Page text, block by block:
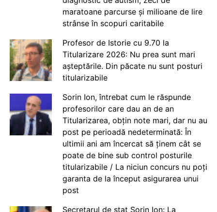
maratoane parcurse și milioane de lire
strânse în scopuri caritabile
Profesor de Istorie cu 9.70 la
Titularizare 2026: Nu prea sunt mari
așteptările. Din păcate nu sunt posturi
titularizabile
Sorin Ion, întrebat cum le răspunde
profesorilor care dau an de an
Titularizarea, obțin note mari, dar nu au
post pe perioadă nedeterminată: În
ultimii ani am încercat să ținem cât se
poate de bine sub control posturile
titularizabile / La niciun concurs nu poți
garanta de la început asigurarea unui
post
Secretarul de stat Sorin Ion: La